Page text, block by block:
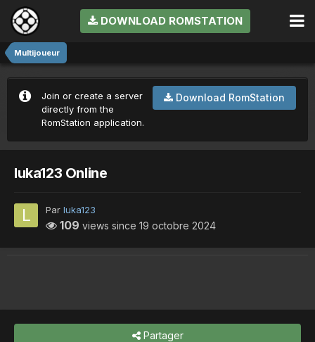
DOWNLOAD ROMSTATION
Multijoueur
Download RomStation
Join or create a server
directly from the
RomStation application.
luka123 Online
Par luka123
109 views since 19 octobre 2024
Partager